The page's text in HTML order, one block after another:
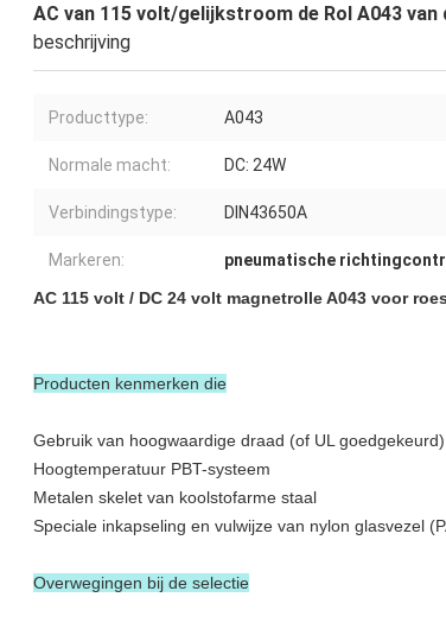
AC van 115 volt/gelijkstroom de Rol A043
beschrijving
Producttype: A043
Normale macht: DC: 24W
Verbindingstype: DIN43650A
Markeren: pneumatische
AC 115 volt / DC 24 volt magnetrolle A043 voor
Producten kenmerken die
Gebruik van hoogwaardige draad (of UL goedgekeurd)
Hoogtemperatuur PBT-systeem
Metalen skelet van koolstofarme staal
Speciale inkapseling en vulwijze van nylon glasvezel
Overwegingen bij de selectie